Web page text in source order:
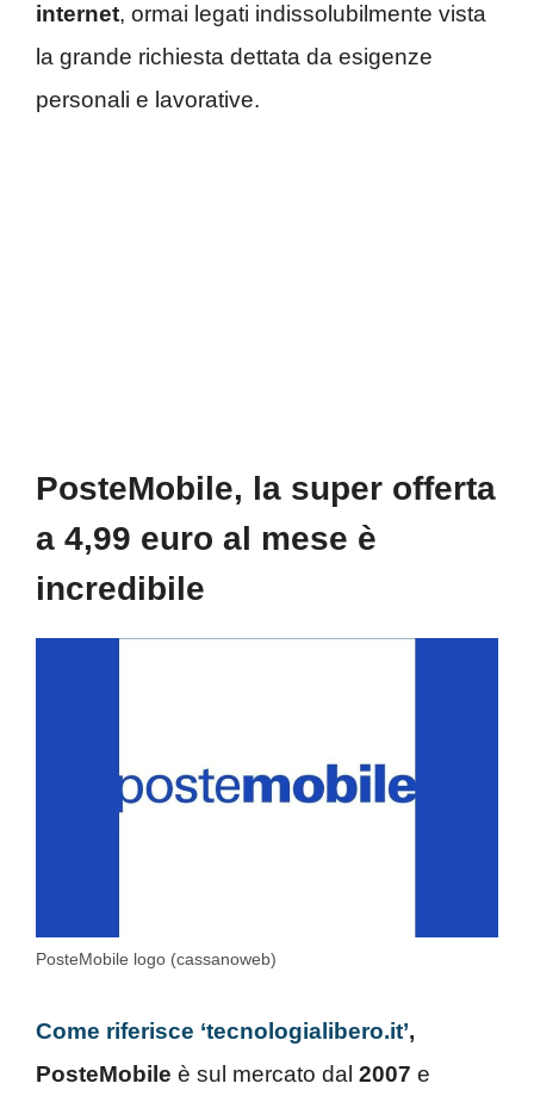
internet, ormai legati indissolubilmente vista
la grande richiesta dettata da esigenze
personali e lavorative.
PosteMobile, la super offerta
a 4,99 euro al mese è
incredibile
PosteMobile logo (cassanoweb)
Come riferisce ‘tecnologialibero.it’,
PosteMobile è sul mercato dal 2007 e